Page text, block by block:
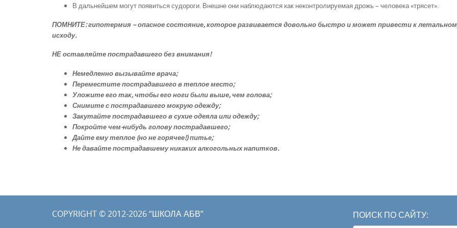
В дальнейшем могут появиться судороги. Внешне они наблюдаются как неконтролируемая дрожь – человека «трясет».
ПОМНИТЕ: гипотермия – опасное состояние, которое развивается довольно быстро и может привести к
исходу.
НЕ оставляйте пострадавшего без внимания!
Немедленно вызывайте врача;
Переместите пострадавшего в теплое место;
Уложите его так, чтобы его ноги были выше, чем голова;
Снимите с пострадавшего мокрую одежду;
Закутайте пострадавшего в сухие одеяла или одежду;
Покройте чем-нибудь голову пострадавшего;
Дайте ему теплое (но не горячее!) питье;
Не давайте пострадавшему никаких алкогольных напитков.
COPYRIGHT © 2012-2026 “ШКОЛА АБВ” ПОИСК ПО САЙТУ: